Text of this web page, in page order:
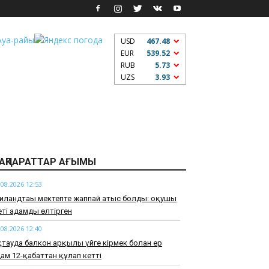
USD
467.48
EUR
539.52
RUB
5.73
UZS
3.93
АҒЫМЫ
12:53
мектепте жаппай атыс болды: оқушы
адамды өлтірген
12:40
балкон арқылы үйге кірмек болған ер
12-қабаттан құлап кетті